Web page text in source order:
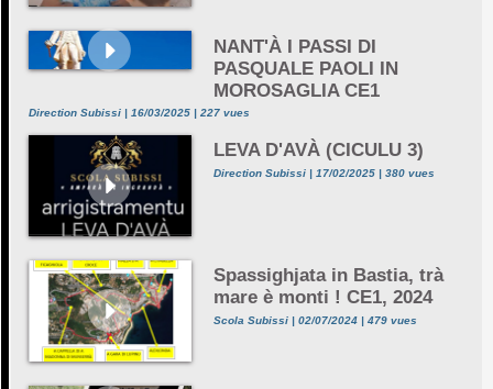
NANT'À I PASSI DI
PASQUALE PAOLI IN
MOROSAGLIA CE1
Direction Subissi | 16/03/2025 | 227 vues
LEVA D'AVÀ (CICULU 3)
Direction Subissi | 17/02/2025 | 380 vues
Spassighjata in Bastia, trà
mare è monti ! CE1, 2024
Scola Subissi | 02/07/2024 | 479 vues